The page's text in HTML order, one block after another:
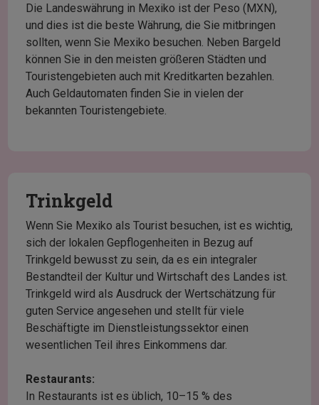
Die Landeswährung in Mexiko ist der Peso (MXN),
und dies ist die beste Währung, die Sie mitbringen
sollten, wenn Sie Mexiko besuchen. Neben Bargeld
können Sie in den meisten größeren Städten und
Touristengebieten auch mit Kreditkarten bezahlen.
Auch Geldautomaten finden Sie in vielen der
bekannten Touristengebiete.
Trinkgeld
Wenn Sie Mexiko als Tourist besuchen, ist es wichtig,
sich der lokalen Gepflogenheiten in Bezug auf
Trinkgeld bewusst zu sein, da es ein integraler
Bestandteil der Kultur und Wirtschaft des Landes ist.
Trinkgeld wird als Ausdruck der Wertschätzung für
guten Service angesehen und stellt für viele
Beschäftigte im Dienstleistungssektor einen
wesentlichen Teil ihres Einkommens dar.
Restaurants:
In Restaurants ist es üblich, 10–15 % des